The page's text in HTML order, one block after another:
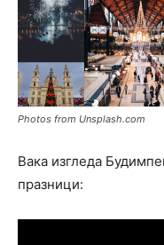
Photos from Unsplash.com
Вака изгледа
празници: